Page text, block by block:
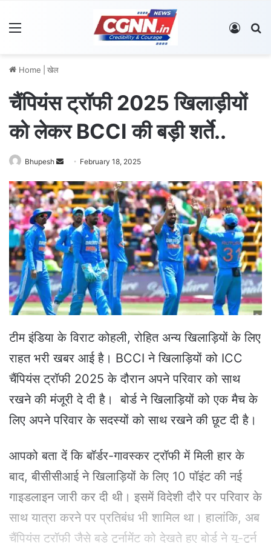
Log In
Home खेल
चैंपियंस ट्रॉफी 2025 खिलाड़ीयों
को लेकर BCCI की बड़ी शर्ते..
Bhupesh
n
d
a
n
e
m
i
l
February 18, 2025
टीम इंडिया के विराट कोहली, रोहित अन्य खिलाड़ियों के लिए
राहत भरी खबर आई है। BCCI ने खिलाड़ियों को ICC
चैंपियंस ट्रॉफी 2025 के दौरान अपने परिवार को साथ
रखने की मंजूरी दे दी है। बोर्ड ने खिलाड़ियों को एक मैच के
लिए अपने परिवार के सदस्यों को साथ रखने की छूट दी है।
आपको बता दें कि बॉर्डर-गावस्कर ट्रॉफी में मिली हार के
बाद, बीसीसीआई ने खिलाड़ियों के लिए 10 पॉइंट की नई
गाइडलाइन जारी कर दी थी। इसमें विदेशी दौरे पर परिवार के
साथ यात्रा करने पर प्रतिबंध भी शामिल था। हालांकि, अब
चैंपियंस ट्रॉफी जैसे बड़े टूर्नामेंट को देखते हुए बोर्ड ने यू-टूर्न